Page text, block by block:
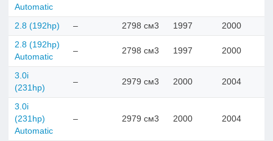
Automatic
2.8 (192hp) – 2798 см3 1997 2000
2.8 (192hp)
Automatic
– 2798 см3 1997 2000
3.0i
(231hp)
– 2979 см3 2000 2004
3.0i
(231hp)
Automatic
– 2979 см3 2000 2004